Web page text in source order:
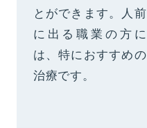
とができます。人前
に出る職業の方に
は、特におすすめの
治療です。